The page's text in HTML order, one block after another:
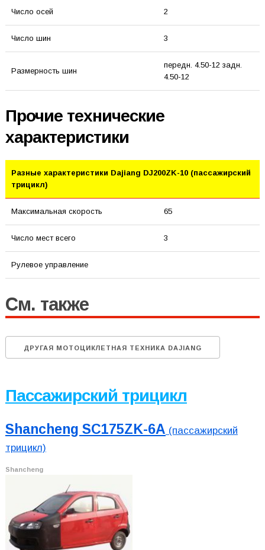
Число осей 2
Число шин 3
Размерность шин
передн. 4.50-12 задн.
4.50-12
Прочие технические
характеристики
Разные характеристики Dajiang DJ200ZK-10 (пассажирский
трицикл)
Максимальная скорость 65
Число мест всего 3
Рулевое управление
См. также
ДРУГАЯ МОТОЦИКЛЕТНАЯ ТЕХНИКА DAJIANG
Пассажирский трицикл
Shancheng SC175ZK-6A (пассажирский
трицикл)
Shancheng